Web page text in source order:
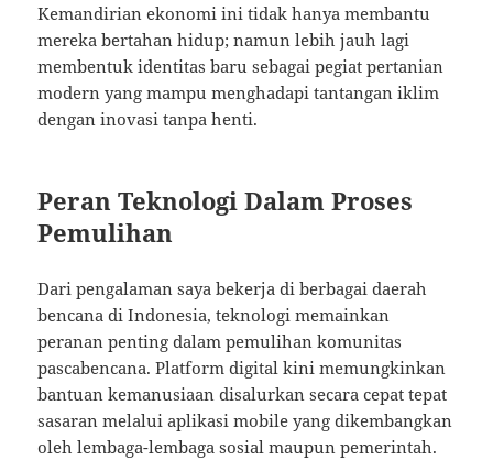
Kemandirian ekonomi ini tidak hanya membantu
mereka bertahan hidup; namun lebih jauh lagi
membentuk identitas baru sebagai pegiat pertanian
modern yang mampu menghadapi tantangan iklim
dengan inovasi tanpa henti.
Peran Teknologi Dalam Proses
Pemulihan
Dari pengalaman saya bekerja di berbagai daerah
bencana di Indonesia, teknologi memainkan
peranan penting dalam pemulihan komunitas
pascabencana. Platform digital kini memungkinkan
bantuan kemanusiaan disalurkan secara cepat tepat
sasaran melalui aplikasi mobile yang dikembangkan
oleh lembaga-lembaga sosial maupun pemerintah.